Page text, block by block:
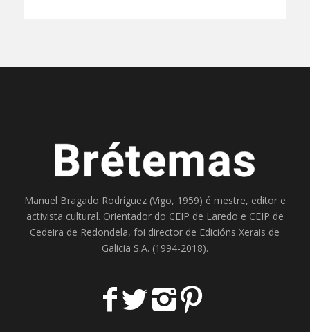
Manuel Bragado Rodríguez (Vigo, 1959) é mestre, editor e
activista cultural. Orientador do CEIP de Laredo e CEIP de
Cedeira de Redondela, foi director de Edicións Xerais de
Galicia S.A. (1994-2018).